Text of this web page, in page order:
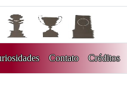
Contato Créditos